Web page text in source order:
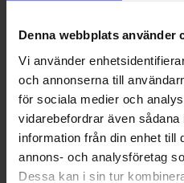
Denna webbplats använder
Vi använder
och annonserna till
för sociala medier och
vidarebefordrar även
information från din enhet till
annons- och analysföretag
Dessa kan i sin tur
Pepsi Original 33cl